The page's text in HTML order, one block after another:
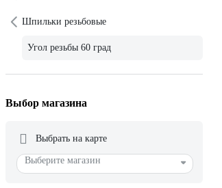
Шпильки резьбовые
Угол резьбы 60 град
Выбор магазина
Выбрать на карте
Выберите магазин